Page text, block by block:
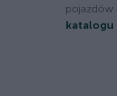
pojazdów
katalogu